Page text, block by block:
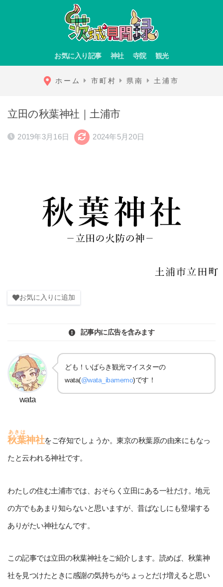
お気に入り記事 神社 寺院 観光
ホーム 市町村 県南 土浦市
立田の秋葉神社｜土浦市
2019年3月16日 2024年5月20日
お気に入りに追加
記事内に広告を含みます
wata
ども！いばらき観光マイスターの
wata(@wata_ibamemo)です！
秋葉
あきは
神社をご存知でしょうか。東京の秋葉原の由来にもなっ
たと云われる神社です。
わたしの住む土浦市では、おそらく立田にある一社だけ。地元
の方でもあまり知らないと思いますが、昔ばなしにも登場する
ありがたい神社なんです。
この記事では立田の秋葉神社をご紹介します。読めば、秋葉神
社を見つけたときに感謝の気持ちがちょっとだけ増えると思い